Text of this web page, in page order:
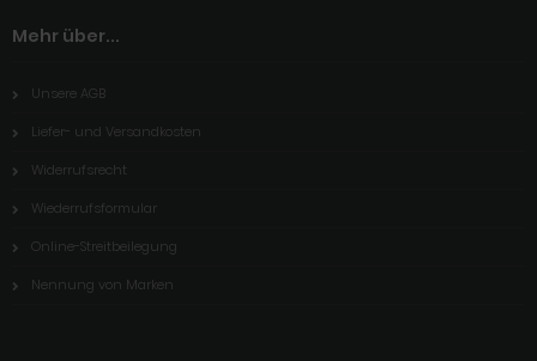
Mehr über...
Unsere AGB
Liefer- und Versandkosten
Widerrufsrecht
Wiederrufsformular
Online-Streitbeilegung
Nennung von Marken